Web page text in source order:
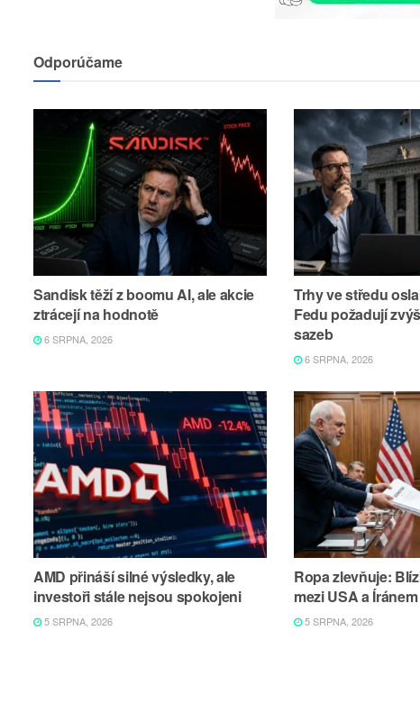
Odporúčame
Sandisk těží z boomu AI, ale akcie
ztrácejí na hodnotě
6 SRPNA, 2026
Trhy ve středu
Fedu požadují
sazeb
6 SRPNA, 2026
AMD přináší silné výsledky, ale
investoři stále nejsou spokojeni
5 SRPNA, 2026
Ropa zlevňuje:
mezi USA a Íránem
5 SRPNA, 2026